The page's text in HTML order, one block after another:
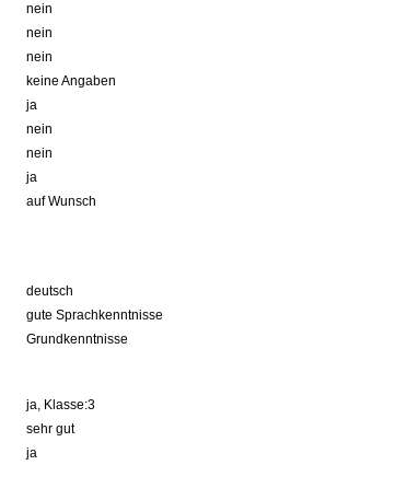
nein
nein
nein
keine Angaben
ja
nein
nein
ja
auf Wunsch
deutsch
gute Sprachkenntnisse
Grundkenntnisse
ja, Klasse:3
sehr gut
ja